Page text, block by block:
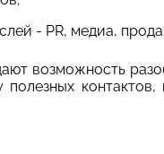
- PR, медиа,
возможность